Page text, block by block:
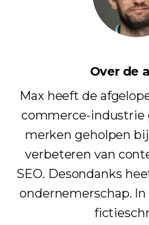
Over de
Max heeft de
commerce-industrie
merken geholpen
verbeteren van
SEO. Desondanks
ondernemerschap.